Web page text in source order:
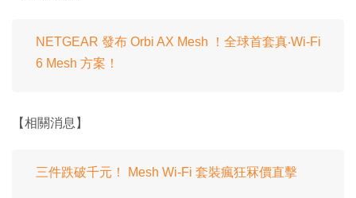
NETGEAR 發布 Orbi AX Mesh ！全球首套真‧Wi-Fi
6 Mesh 方案！
【相關消息】
三件跌破千元！ Mesh Wi-Fi 套裝瘋狂冧價直擊